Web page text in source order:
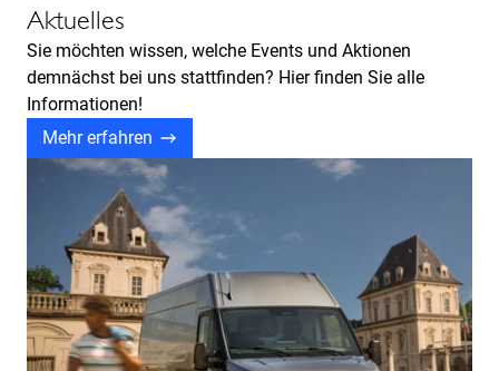
Aktuelles
Sie möchten wissen, welche Events und Aktionen
demnächst bei uns stattfinden? Hier finden Sie alle
Informationen!
Mehr erfahren